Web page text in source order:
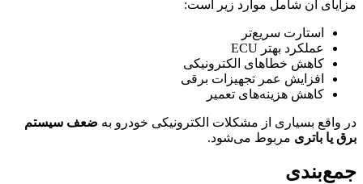
مزایای آن شامل موارد زیر است:
استارت سریع‌تر
عملکرد بهتر ECU
کاهش خطاهای الکترونیکی
افزایش عمر تجهیزات برقی
کاهش هزینه‌های تعمیر
در واقع بسیاری از مشکلات الکترونیکی خودرو به ضعف سیستم
برق یا باتری مربوط می‌شود.
جمع‌بندی